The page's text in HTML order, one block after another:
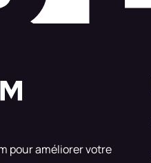
pour améliorer votre